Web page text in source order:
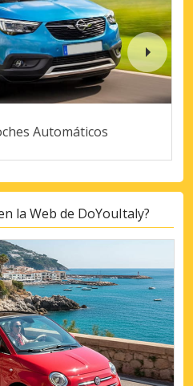
Automáticos
la Web de DoYouItaly?